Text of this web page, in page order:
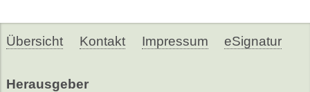
Übersicht Kontakt Impressum eSignatur
Herausgeber